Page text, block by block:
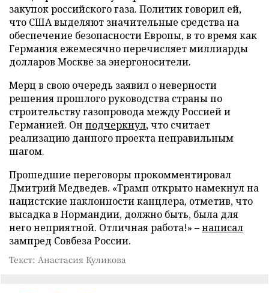
закупок российского газа. Политик говорил ей,
что США выделяют значительные средства на
обеспечение безопасности Европы, в то время как
Германия ежемесячно перечисляет миллиарды
долларов Москве за энергоносители.
Мерц в свою очередь заявил о неверности
решения прошлого руководства страны по
строительству газопровода между Россией и
Германией. Он подчеркнул, что считает
реализацию данного проекта неправильным
шагом.
Прошедшие переговоры прокомментировал
Дмитрий Медведев. «Трамп открыто намекнул на
нацистские наклонности канцлера, отметив, что
высадка в Нормандии, должно быть, была для
него неприятной. Отличная работа!» –написал
зампред Совбеза России.
Текст: Анастасия Куликова